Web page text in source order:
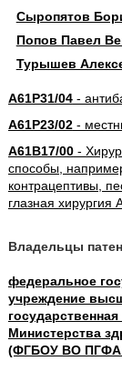
Сыропятов
Попов Павел
Турышев
A61P31/04-
A61P23/02-
A61B17/00-
способы,
контрацептивы,
глазная хирургия
Владельцы
федеральное
учреждение
Министерства
(ФГБОУ ВО ПГФА